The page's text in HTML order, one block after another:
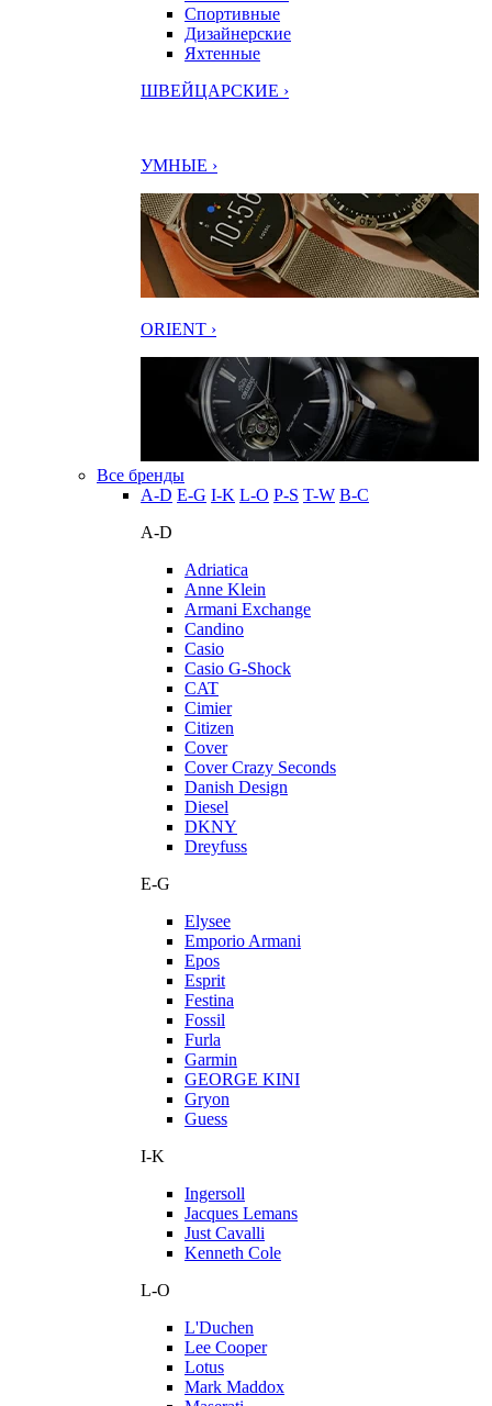
Спортивные
Дизайнерские
Яхтенные
ШВЕЙЦАРСКИЕ ›
УМНЫЕ ›
ORIENT ›
Все бренды
A-D E-G I-K L-O P-S T-W В-С
A-D
Adriatica
Anne Klein
Armani Exchange
Candino
Casio
Casio G-Shock
CAT
Cimier
Citizen
Cover
Cover Crazy Seconds
Danish Design
Diesel
DKNY
Dreyfuss
E-G
Elysee
Emporio Armani
Epos
Esprit
Festina
Fossil
Furla
Garmin
GEORGE KINI
Gryon
Guess
I-K
Ingersoll
Jacques Lemans
Just Cavalli
Kenneth Cole
L-O
L'Duchen
Lee Cooper
Lotus
Mark Maddox